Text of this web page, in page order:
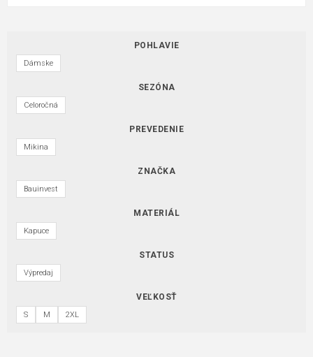
POHLAVIE
Dámske
SEZÓNA
Celoročná
PREVEDENIE
Mikina
ZNAČKA
Bauinvest
MATERIÁL
Kapuce
STATUS
Výpredaj
VEĽKOSŤ
S M 2XL